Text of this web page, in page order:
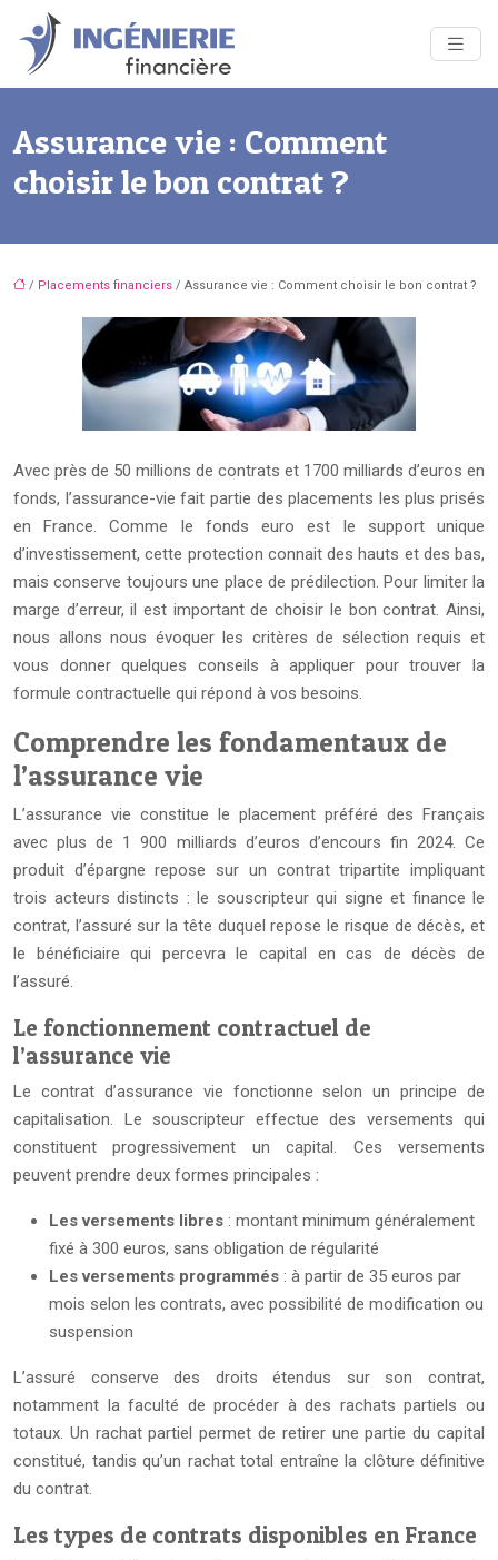
Assurance vie : Comment
choisir le bon contrat ?
/ Placements financiers / Assurance vie : Comment choisir le bon contrat ?
Avec près de 50 millions de contrats et 1700 milliards d’euros en
fonds, l’assurance-vie fait partie des placements les plus prisés
en France. Comme le fonds euro est le support unique
d’investissement, cette protection connait des hauts et des bas,
mais conserve toujours une place de prédilection. Pour limiter la
marge d’erreur, il est important de choisir le bon contrat. Ainsi,
nous allons nous évoquer les critères de sélection requis et
vous donner quelques conseils à appliquer pour trouver la
formule contractuelle qui répond à vos besoins.
Comprendre les fondamentaux de
l’assurance vie
L’assurance vie constitue le placement préféré des Français
avec plus de 1 900 milliards d’euros d’encours fin 2024. Ce
produit d’épargne repose sur un contrat tripartite impliquant
trois acteurs distincts : le souscripteur qui signe et finance le
contrat, l’assuré sur la tête duquel repose le risque de décès, et
le bénéficiaire qui percevra le capital en cas de décès de
l’assuré.
Le fonctionnement contractuel de
l’assurance vie
Le contrat d’assurance vie fonctionne selon un principe de
capitalisation. Le souscripteur effectue des versements qui
constituent progressivement un capital. Ces versements
peuvent prendre deux formes principales :
Les versements libres : montant minimum généralement
fixé à 300 euros, sans obligation de régularité
Les versements programmés : à partir de 35 euros par
mois selon les contrats, avec possibilité de modification ou
suspension
L’assuré conserve des droits étendus sur son contrat,
notamment la faculté de procéder à des rachats partiels ou
totaux. Un rachat partiel permet de retirer une partie du capital
constitué, tandis qu’un rachat total entraîne la clôture définitive
du contrat.
Les types de contrats disponibles en France